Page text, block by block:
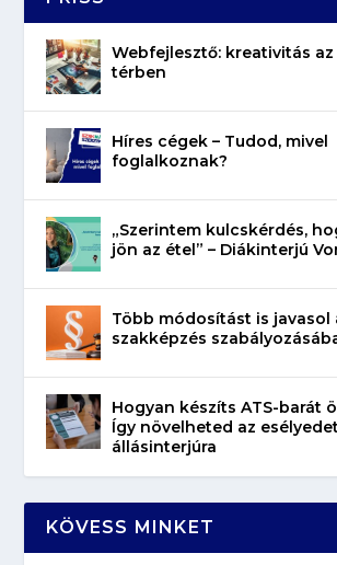
Webfejlesztő: kreativitás
térben
Híres cégek – Tudod, mivel
foglalkoznak?
„Szerintem kulcskérdés,
jön az étel” – Diákinterjú
Több módosítást is javasol
szakképzés
Hogyan készíts ATS-barát
Így növelheted az
állásinterjúra
KÖVESS MINKET